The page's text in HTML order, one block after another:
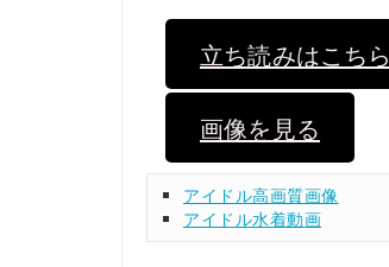
立ち読みはこちら
画像を見る
アイドル高画質画像
アイドル水着動画